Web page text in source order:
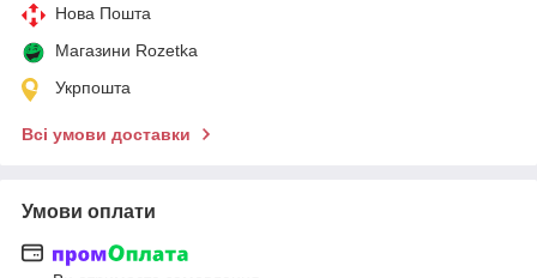
Нова Пошта
Магазини Rozetka
Укрпошта
Всі умови доставки
Умови оплати